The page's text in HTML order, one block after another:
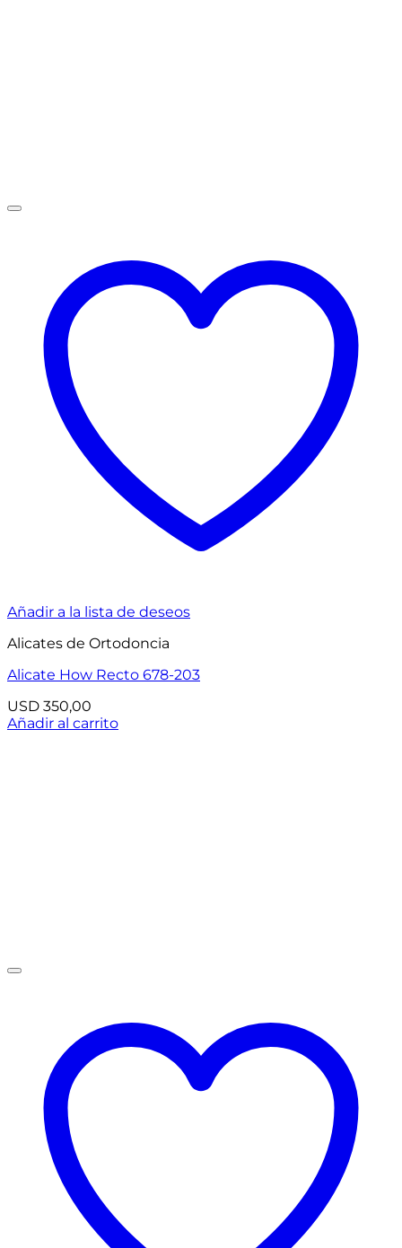
Añadir a la lista de deseos
Alicates de Ortodoncia
Alicate How Recto 678-203
USD 350,00
Añadir al carrito